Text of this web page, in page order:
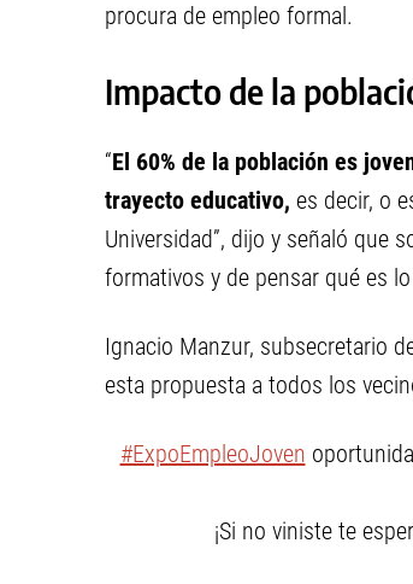
procura de empleo formal.
Impacto de la
“El 60% de la población es
trayecto educativo, es decir, o
Universidad”, dijo y señaló que
formativos y de pensar qué es
Ignacio Manzur, subsecretario
esta propuesta a todos los
#ExpoEmpleoJoven
¡Si no viniste te